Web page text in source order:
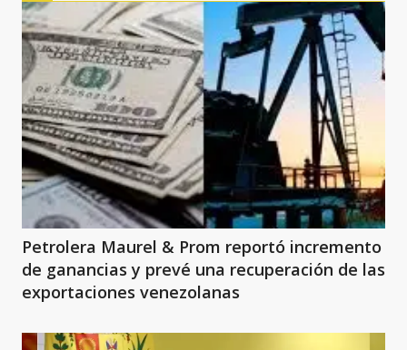
Petrolera Maurel & Prom reportó incremento
de ganancias y prevé una recuperación de las
exportaciones venezolanas